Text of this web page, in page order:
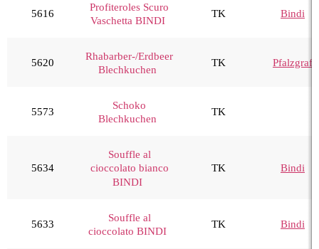
5616
Profiteroles Scuro
Vaschetta BINDI
TK Bindi
5620
Rhabarber-/Erdbeer
Blechkuchen
TK Pfalzgraf
5573
Schoko
Blechkuchen
TK
5634
Souffle al
cioccolato bianco
BINDI
TK Bindi
5633
Souffle al
cioccolato BINDI
TK Bindi